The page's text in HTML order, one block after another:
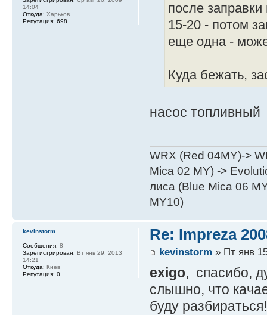
после
15-20 - потом
еще одна -
Куда бежать,
насос топливный
WRX (Red 04MY)->
Mica 02 MY) ->
лиса (Blue Mica 06
MY10)
14:04
Откуда: Харьков
Репутация: 698
Re: Impreza
kevinstorm » Пт янв
exigo, спасибо,
слышно, что
буду разбираться!
kevinstorm
Сообщения: 8
Зарегистрирован: Вт янв 29, 2013
14:21
Откуда: Киев
Репутация: 0